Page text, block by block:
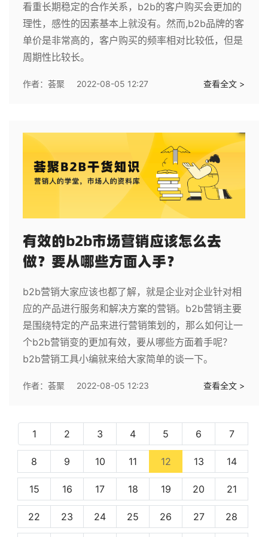
看重长期稳定的合作关系，b2b的客户购买会更加的
理性，感性的因素基本上就没有。然而,b2b品牌的客
单价是非常高的，客户购买的频率相对比较低，但是
周期性比较长。
作者： 荟聚 2022-08-05 12:27 查看全文 >
有效的b2b市场营销应该怎么去
做？要从哪些方面入手？
b2b营销大家应该也都了解，就是企业对企业针对相
应的产品进行服务和解决方案的营销。b2b营销主要
是围绕特定的产品来进行营销策划的，那么如何让一
个b2b营销变的更加有效，要从哪些方面着手呢？
b2b营销工具小编就来给大家简单的谈一下。
作者： 荟聚 2022-08-05 12:23 查看全文 >
1 2 3 4 5 6 7
8 9 10 11 12(current)
13 14
15 16 17 18 19 20 21
22 23 24 25 26 27 28